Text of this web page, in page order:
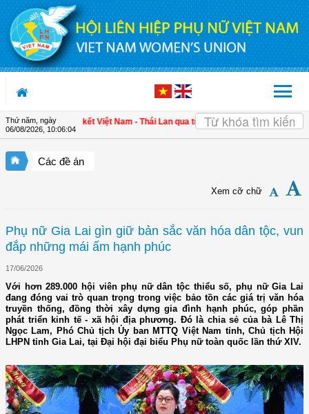
Truy cập nội dung luôn
Thứ năm, ngày
06/08/2026, 10:06:05
cường gắn kết Việt Nam - Thái Lan qua triển lãm "Đan kết hữu nghị" | 4 định
Các đề án
Xem cỡ chữ
Phụ nữ Gia Lai gìn giữ bản sắc văn hóa dân tộc, vun
đắp những mái ấm hạnh phúc
17/06/2026
Với hơn 289.000 hội viên phụ nữ dân tộc thiểu số, phụ nữ Gia Lai
đang đóng vai trò quan trọng trong việc bảo tồn các giá trị văn hóa
truyền thống, đồng thời xây dựng gia đình hạnh phúc, góp phần
phát triển kinh tế - xã hội địa phương. Đó là chia sẻ của bà Lê Thị
Ngọc Lam, Phó Chủ tịch Ủy ban MTTQ Việt Nam tỉnh, Chủ tịch Hội
LHPN tỉnh Gia Lai, tại Đại hội đại biểu Phụ nữ toàn quốc lần thứ XIV.